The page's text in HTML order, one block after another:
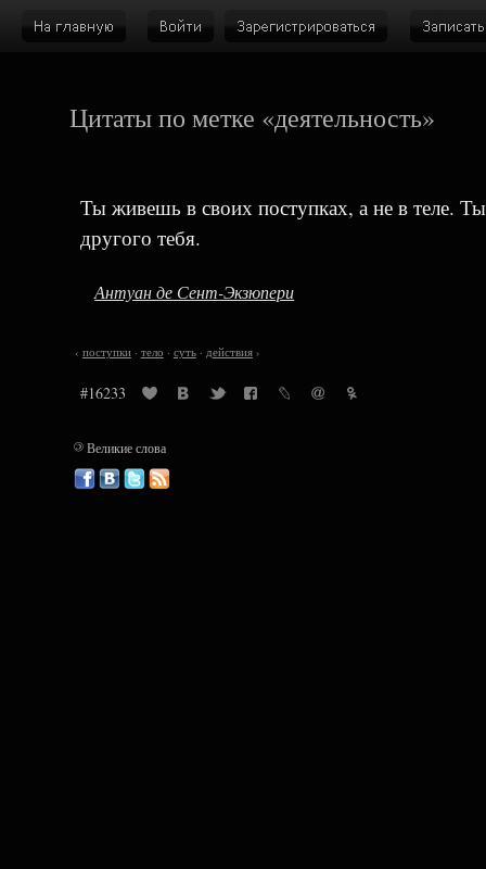
Цитаты по метке «деятельность»
Ты живешь в своих поступках, а не в теле.
другого тебя.
Антуан де Сент-Экзюпери
‹ поступки· тело · суть· действия›
#16233
©Великие слова